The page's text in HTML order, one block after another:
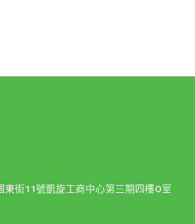
東街11號凱旋工商中心第三期四樓O室